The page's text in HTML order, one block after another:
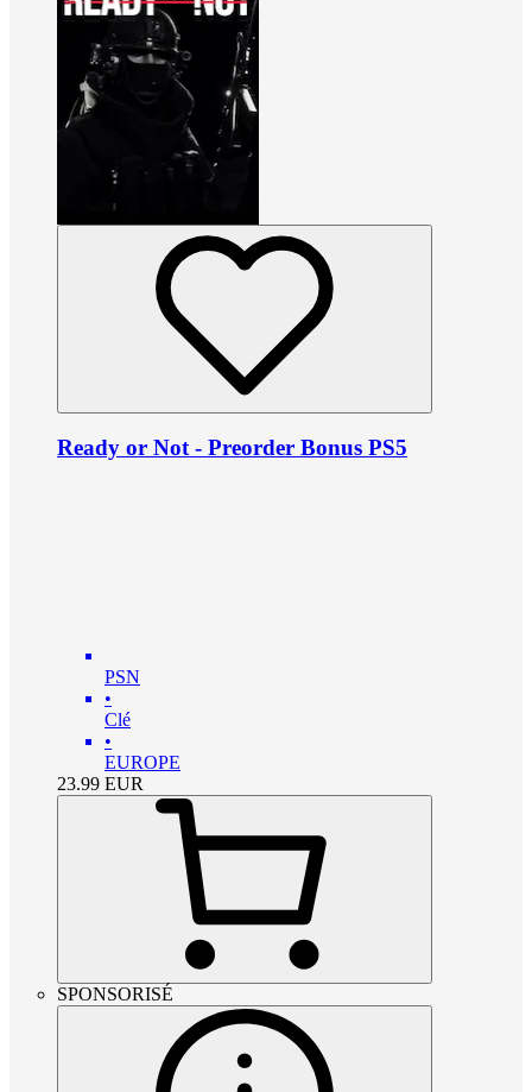
Ready or Not - Preorder Bonus PS5
PSN
•
Clé
•
EUROPE
23.99 EUR
SPONSORISÉ